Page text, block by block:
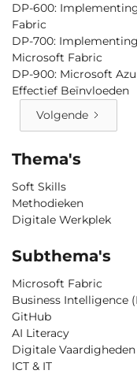
DP-600:
Fabric
DP-700:
Microsoft Fabric
DP-900: Microsoft
Effectief Beïnvloeden
Volgende
Thema's
Soft Skills
Methodieken
Digitale Werkplek
Subthema's
Microsoft Fabric
Business Intelligence
GitHub
AI Literacy
Digitale Vaardigheden
ICT & IT